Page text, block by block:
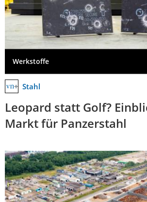
Werkstoffe
Stahl
Leopard statt Golf?
Markt für Panzerstahl